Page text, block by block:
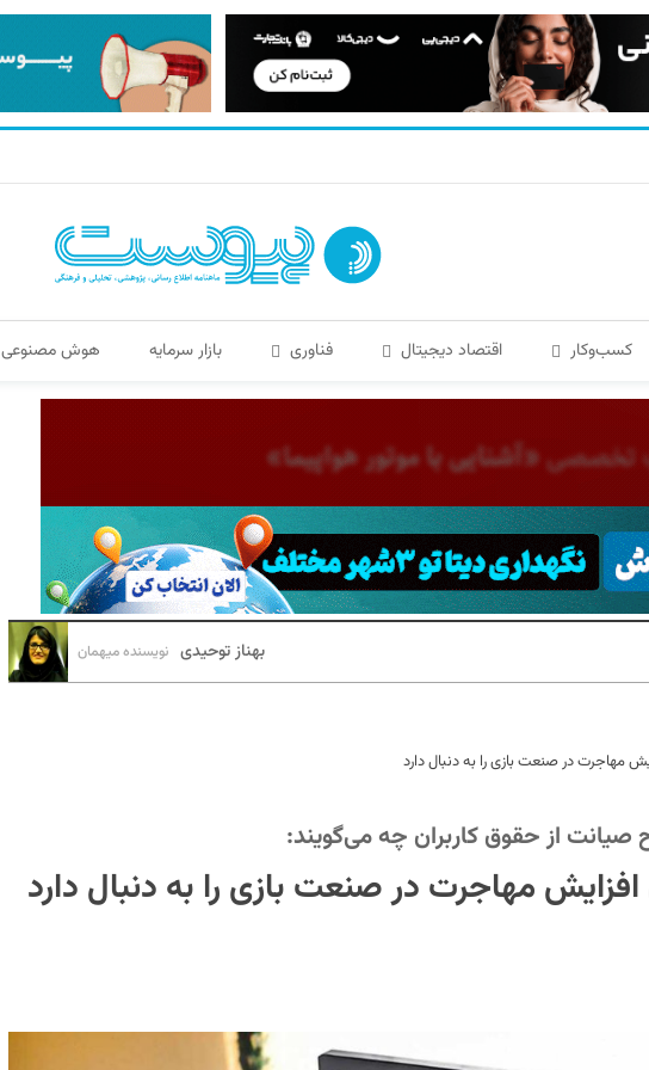
کسب‌و‌کار اقتصاد دیجیتال فناوری بازار سرمایه هوش مصنوعی
بهناز توحیدی نویسنده میهمان
مهاجرت در صنعت بازی را به دنبال دارد
صیانت از حقوق کاربران چه می‌گویند:
مهاجرت در صنعت بازی را به دنبال دارد